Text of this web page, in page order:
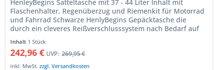
HenleyBegins Satteltasche mit 37 - 44 Liter Inhalt mit
Flaschenhalter, Regenüberzug und Riemenkit für Motorrad
und Fahrrad Schwarze HenlyBegins Gepäcktasche die
durch ein cleveres Reißverschlusssystem nach Bedarf auf
Inhalt 1 Stück
242,96 € UVP: 269,95 €
inkl. MwSt.zzgl. Versandkosten